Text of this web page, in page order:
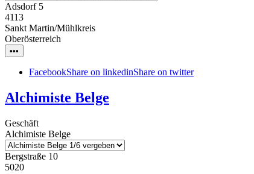
Adsdorf 5
4113
Sankt Martin/Mühlkreis
Oberösterreich
•••
FacebookShare on linkedinShare on twitter
Alchimiste Belge
Geschäft
Alchimiste Belge
Bergstraße 10
5020